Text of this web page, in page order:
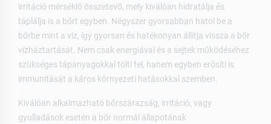
irritáció mérséklő összetevő, mely kiválóan hidratálja és
táplálja is a bőrt egyben. Négyszer gyorsabban hatol be a
bőrbe mint a víz, így gyorsan és hatékonyan állítja vissza a bőr
vízháztartását. Nem csak energiával és a sejtek működéséhez
szükséges tápanyagokkal tölti fel, hanem egyben erősíti is
immunitását a káros környezeti hatásokkal szemben.
Kiválóan alkalmazható bőrszárazság, irritáció, vagy
gyulladások esetén a bőr normál állapotának